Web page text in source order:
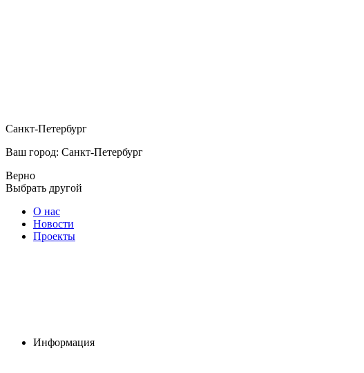
Санкт-Петербург
Ваш город: Санкт-Петербург
Верно
Выбрать другой
О нас
Новости
Проекты
Информация